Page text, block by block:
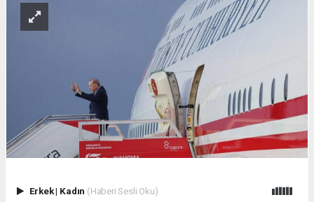
Erkek| Kadın (Haberi Sesli Oku)